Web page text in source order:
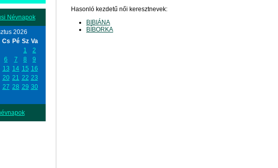
Névnapok
2026
Cs Pé Sz Va
1
2
6 7 8
9
13 14 15 16
20 21 22 23
27 28 29 30
Hasonló kezdetű női keresztnevek:
BIBIÁNA
BÍBORKA